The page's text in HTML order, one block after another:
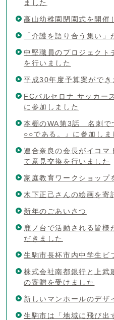
ました
高山幼稚園閉園式を開催
「介護を語り合う集い」
中堅職員のプロジェクト
を行いました
平成30年度予算案ができ
FCバルセロナ サッカー
に参加しました
本棚のWA第3話 名刺で
○○である。』に参加しま
連合奈良の会長がイコマ
て意見交換を行いました
家庭教育ワークショップ
木下正己さんの絵画を寄
新年のごあいさつ
鹿ノ台で活動される皆様
だきました
生駒市長杯市内中学生ビ
株式会社南都銀行と上武
の寄贈を受けました
新しいマンホールのデザ
生駒市は「地域に飛び出